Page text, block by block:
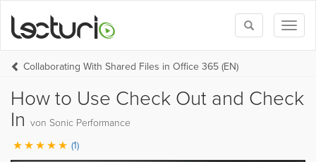
Toggle
search
Collaborating With Shared Files in Office 365 (EN)
How to Use Check Out and Check
In von Sonic Performance
(1)